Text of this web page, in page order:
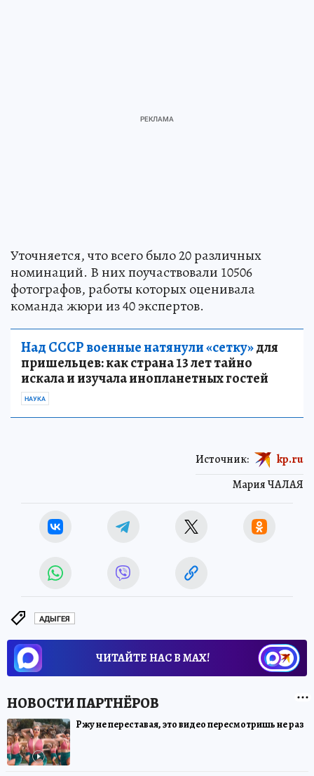
Уточняется, что всего было 20 различных
номинаций. В них поучаствовали 10506
фотографов, работы которых оценивала
команда жюри из 40 экспертов.
Над СССР военные натянули «сетку»для
пришельцев: как страна 13 лет тайно
искала и изучала инопланетных гостей
НАУКА
Мария ЧАЛАЯ
Источник: kp.ru
АДЫГЕЯ
ЧИТАЙТЕ НАС В МАХ!
Ржу не переставая, это видео пересмотришь не раз